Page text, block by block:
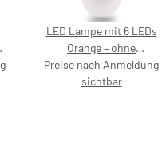
LED Lampe mit 6 LEDs
Orange – ohne
Preisaufdruck
Preise nach Anmeldung
sichtbar